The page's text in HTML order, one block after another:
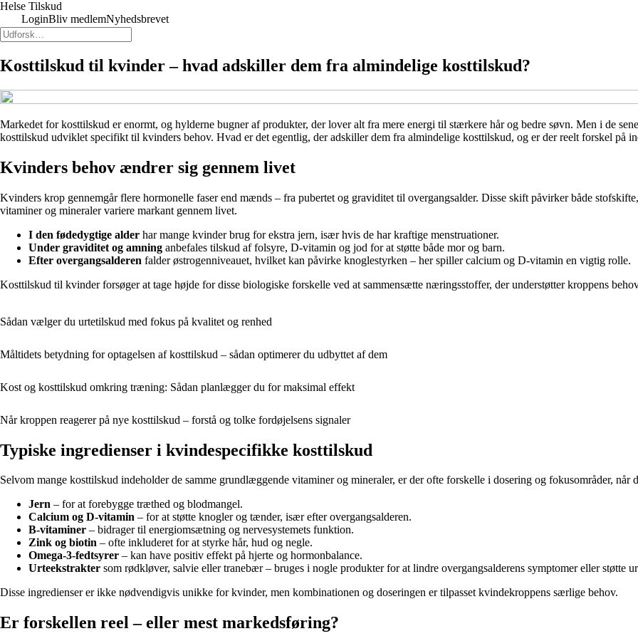
Helse Tilskud
LoginBliv medlemNyhedsbrevet
Kosttilskud til kvinder – hvad adskiller dem fra almindelige kosttilskud?
Markedet for kosttilskud er enormt, og hylderne bugner af produkter, der lover alt fra mere energi til stærkere hår og bedre søvn. Men i de
kosttilskud udviklet specifikt til kvinders behov. Hvad er det egentlig, der adskiller dem fra almindelige kosttilskud, og er der reelt forskel på
Kvinders behov ændrer sig gennem livet
Kvinders krop gennemgår flere hormonelle faser end mænds – fra pubertet og graviditet til overgangsalder. Disse skift påvirker både
vitaminer og mineraler variere markant gennem livet.
I den fødedygtige alder har mange kvinder brug for ekstra jern, især hvis de har kraftige menstruationer.
Under graviditet og amning anbefales tilskud af folsyre, D-vitamin og jod for at støtte både mor og barn.
Efter overgangsalderen falder østrogenniveauet, hvilket kan påvirke knoglestyrken – her spiller calcium og D-vitamin en vigtig rolle.
Kosttilskud til kvinder forsøger at tage højde for disse biologiske forskelle ved at sammensætte næringsstoffer, der understøtter kroppens
Sådan vælger du urtetilskud med fokus på kvalitet og renhed
Måltidets betydning for optagelsen af kosttilskud – sådan optimerer du udbyttet af dem
Kost og kosttilskud omkring træning: Sådan planlægger du for maksimal effekt
Når kroppen reagerer på nye kosttilskud – forstå og tolke fordøjelsens signaler
Typiske ingredienser i kvindespecifikke kosttilskud
Selvom mange kosttilskud indeholder de samme grundlæggende vitaminer og mineraler, er der ofte forskelle i dosering og fokusområder, når
Jern – for at forebygge træthed og blodmangel.
Calcium og D-vitamin – for at støtte knogler og tænder, især efter overgangsalderen.
B-vitaminer – bidrager til energiomsætning og nervesystemets funktion.
Zink og biotin – ofte inkluderet for at styrke hår, hud og negle.
Omega-3-fedtsyrer – kan have positiv effekt på hjerte og hormonbalance.
Urteekstrakter som rødkløver, salvie eller tranebær – bruges i nogle produkter for at lindre overgangsalderens symptomer eller støtte
Disse ingredienser er ikke nødvendigvis unikke for kvinder, men kombinationen og doseringen er tilpasset kvindekroppens særlige behov.
Er forskellen reel – eller mest markedsføring?